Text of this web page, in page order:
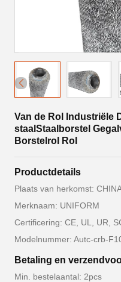
Van de Rol Industriële
staalStaalborstel
Borstelrol Rol
Productdetails
Plaats van herkomst:
Merknaam: UNIFORM
Certificering: CE, UL, UR,
Modelnummer: Autc-crb-
Betaling en
Min. bestelaantal: 2pcs